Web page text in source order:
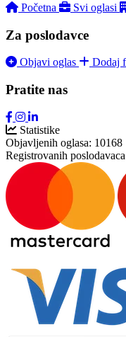
Početna Svi oglasi
Za poslodavce
Objavi oglas Dodaj
Pratite nas
Statistike
Objavljenih oglasa: 10168
Registrovanih